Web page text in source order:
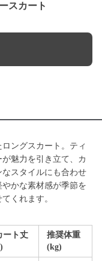
スカート
ングスカート。ティ
魅力を引き立て、カ
スタイルにも合わせ
かな素材感が季節を
くれます。
ート丈
推奨体重
(kg)